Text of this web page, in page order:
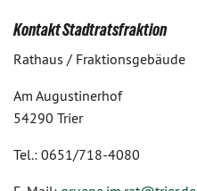
Kontakt Stadtratsfraktion
Rathaus / Fraktionsgebäude
Am Augustinerhof
54290 Trier
Tel.: 0651/718-4080